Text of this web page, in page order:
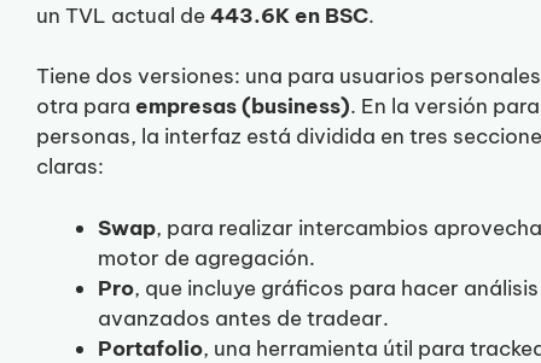
un TVL actual de443.6K en BSC.
Tiene dos versiones: una para usuarios
otra para empresas (business). En la versión para
personas, la interfaz está dividida en tres
claras:
Swap, para realizar intercambios
motor de agregación.
Pro, que incluye gráficos para hacer
avanzados antes de tradear.
Portafolio, una herramienta útil para